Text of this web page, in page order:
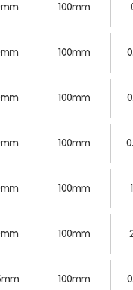
100mm
100mm
100mm
100mm
100mm
100mm
100mm